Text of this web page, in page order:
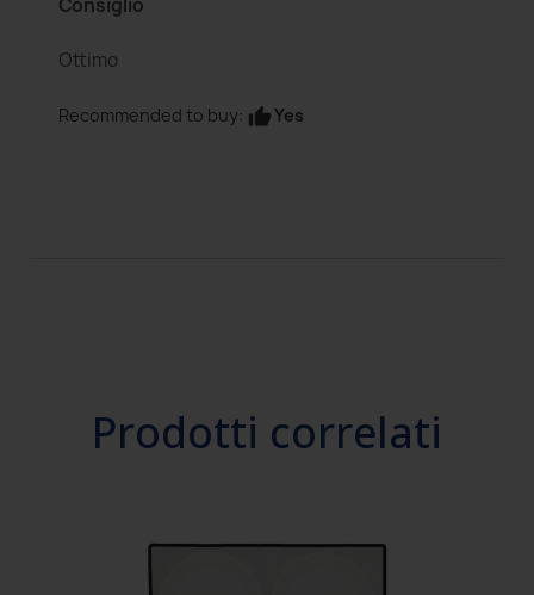
Consiglio
Ottimo
Recommended to buy: thumb_upYes
Prodotti correlati